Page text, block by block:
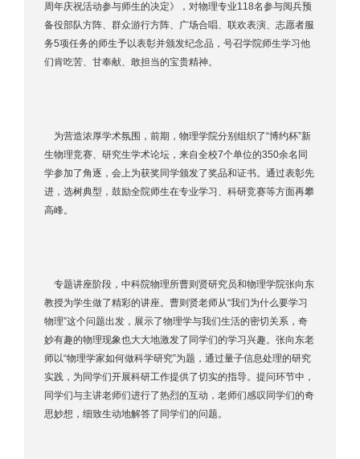
周年庆祝活动参与师生的决定》，对物理专业118名参与阅兵预
备役部队方阵、群众游行方阵、广场合唱、联欢表演、志愿者服
务5项任务的师生予以表彰并颁发纪念品，号召学院师生学习他
们肯吃苦、甘奉献、敢担当的宝贵精神。
为营造浓厚学术氛围，前期，物理学院分别组织了“博约杯”新
生物理竞赛、研究生学术论坛，来自全校7个单位的350余名同
学参加了角逐，会上为获奖同学颁发了奖品和证书。通过表彰先
进，选树典型，鼓励全院师生在专业学习、科研竞赛等方面再攀
高峰。
专题讲座阶段，中科院物理所曹则贤研究员和物理学院张向东
教授为学生做了精彩的讲座。曹则贤老师从“我们为什么要学习
物理”这个问题出发，展示了物理学与我们生活的密切关系，奇
妙有趣的物理现象也大大地激发了同学们的学习兴趣。张向东老
师以“物理学家如何做科学研究”为题，通过量子信息处理的研究
实践，为同学们开展科研工作提供了切实的指导。提问环节中，
同学们与主讲老师们进行了热烈的互动，老师们感叹同学们的奇
思妙想，细致生动地解答了同学们的问题。